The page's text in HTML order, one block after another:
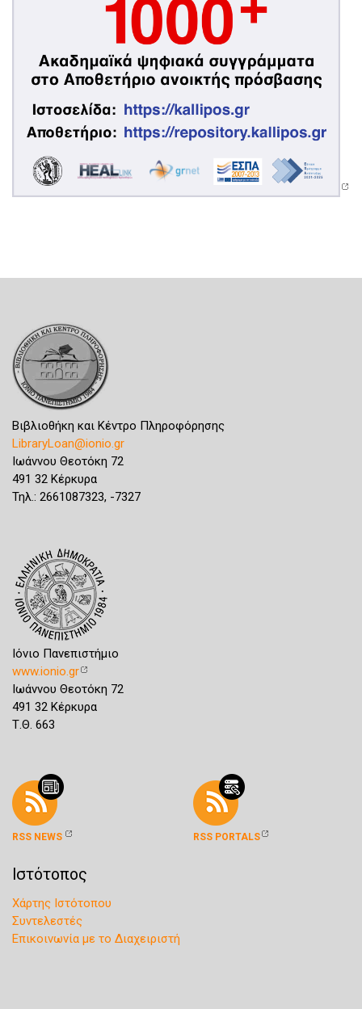
Βιβλιοθήκη και Κέντρο Πληροφόρησης
LibraryLoan@ionio.gr
Ιωάννου Θεοτόκη 72
491 32 Κέρκυρα
Τηλ.: 2661087323, -7327
Ιόνιο Πανεπιστήμιο
www.ionio.gr
Ιωάννου Θεοτόκη 72
491 32 Κέρκυρα
Τ.Θ. 663
RSS NEWS RSS PORTALS
Ιστότοπος
Χάρτης Ιστότοπου
Συντελεστές
Επικοινωνία με το Διαχειριστή